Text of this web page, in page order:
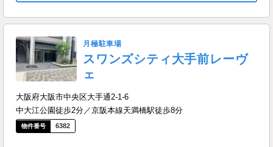
月極駐車場
スワンズシティ大手前レーヴ
ェ
大阪府大阪市中央区大手通2-1-6
中大江公園徒歩2分／京阪本線天満橋駅徒歩8分
6382